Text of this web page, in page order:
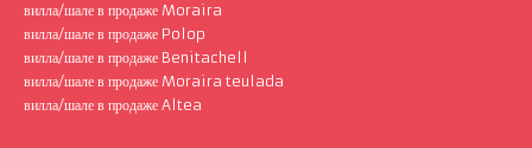
вилла/шале в продаже Moraira
вилла/шале в продаже Polop
вилла/шале в продаже Benitachell
вилла/шале в продаже Moraira teulada
вилла/шале в продаже Altea